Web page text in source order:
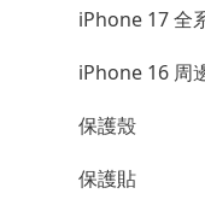
iPhone 17 全
iPhone 16 周
保護殼
保護貼